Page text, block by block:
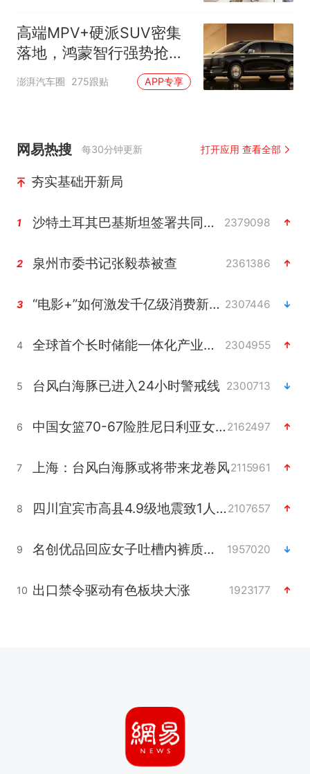
高端MPV+硬派SUV密集
落地，鸿蒙智行强势抢占
自主高端市场制高点
澎湃汽车圈 275跟贴 APP专享
网易热搜 每30分钟更新 打开应用 查看全部
夯实基础开新局
1 沙特土耳其巴基斯坦签署共同防务协议 2379098
2 泉州市委书记张毅恭被查 2361386
3 “电影+”如何激发千亿级消费新活力？ 2307446
4 全球首个长时储能一体化产业园量产 2304955
5 台风白海豚已进入24小时警戒线 2300713
6 中国女篮70-67险胜尼日利亚女篮2162497
7 上海：台风白海豚或将带来龙卷风2115961
8 四川宜宾市高县4.9级地震致1人死亡2107657
9 名创优品回应女子吐槽内裤质量差 1957020
10 出口禁令驱动有色板块大涨 1923177